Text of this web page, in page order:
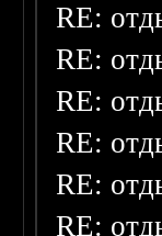
RE:
RE:
RE:
RE:
RE:
RE: